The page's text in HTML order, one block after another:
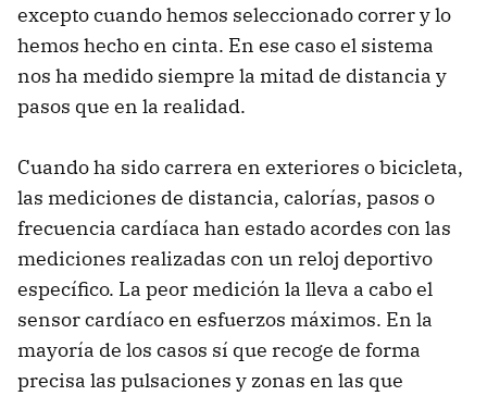
excepto cuando hemos seleccionado correr y lo
hemos hecho en cinta. En ese caso el sistema
nos ha medido siempre la mitad de distancia y
pasos que en la realidad.
Cuando ha sido carrera en exteriores o bicicleta,
las mediciones de distancia, calorías, pasos o
frecuencia cardíaca han estado acordes con las
mediciones realizadas con un reloj deportivo
específico. La peor medición la lleva a cabo el
sensor cardíaco en esfuerzos máximos. En la
mayoría de los casos sí que recoge de forma
precisa las pulsaciones y zonas en las que